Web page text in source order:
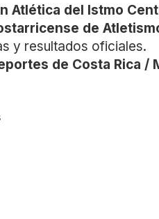
Atlética del Istmo
de
y resultados oficiales.
de Costa Rica /